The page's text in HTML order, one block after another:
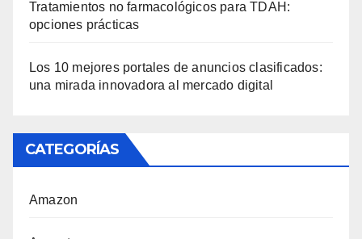
Tratamientos no farmacológicos para TDAH:
opciones prácticas
Los 10 mejores portales de anuncios clasificados:
una mirada innovadora al mercado digital
CATEGORÍAS
Amazon